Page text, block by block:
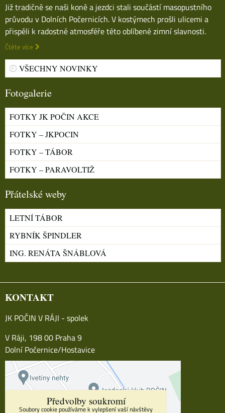
Již tradičně se naši koně a jezdci stali součástí masopustního
průvodu v Dolních Počernicích. V kostýmech prošli ulicemi a
přispěli k radostné atmosféře této oblíbené zimní slavnosti.
Čtěte více
VŠECHNY NOVINKY
Fotogalerie
FOTKY JK POČIN AKCE
FOTKY – JKPOCIN
FOTKY – TÁBOR
FOTKY – PARAVOLTIŽ
Přátelské weby
LETNÍ TÁBOR
RYBNÍK ŠPINDLER
ING. RENÁTA ŠNÁBLOVÁ
KONTAKT
JK POČIN V RÁJI - spolek
V Ráji, 198 00 Praha 9
Dolní Počernice/Hostavice
Předvolby soukromí
Soubory cookie používáme k vylepšení vaší návštěvy